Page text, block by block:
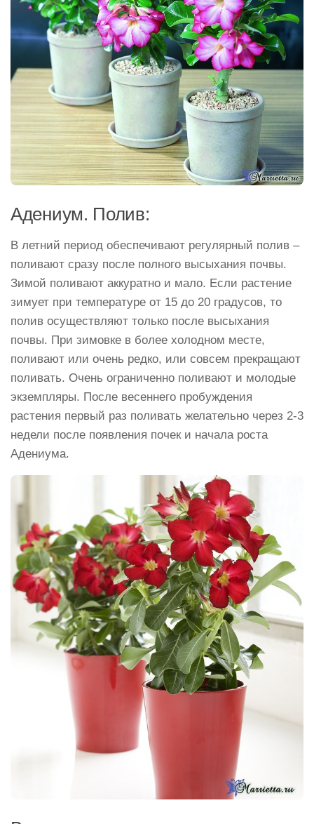
Адениум. Полив:
В летний период обеспечивают регулярный полив –
поливают сразу после полного высыхания почвы.
Зимой поливают аккуратно и мало. Если растение
зимует при температуре от 15 до 20 градусов, то
полив осуществляют только после высыхания
почвы. При зимовке в более холодном месте,
поливают или очень редко, или совсем прекращают
поливать. Очень ограниченно поливают и молодые
экземпляры. После весеннего пробуждения
растения первый раз поливать желательно через 2-3
недели после появления почек и начала роста
Адениума.